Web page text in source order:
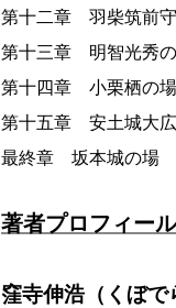
第十二章 羽柴筑前
第十三章 明智光秀
第十四章 小栗栖の場
第十五章 安土城大
最終章 坂本城の場
著者プロフィール
窪寺伸浩（くぼで